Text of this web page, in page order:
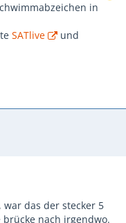
in
SATlive
und
das der stecker 5
nach irgendwo.